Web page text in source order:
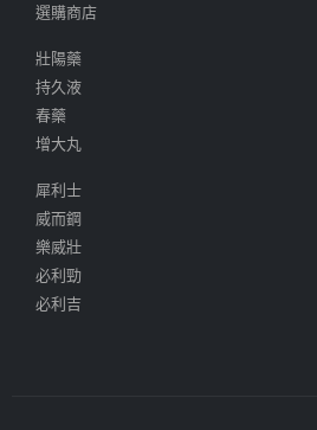
選購商店
壯陽藥
持久液
春藥
增大丸
犀利士
威而鋼
樂威壯
必利勁
必利吉